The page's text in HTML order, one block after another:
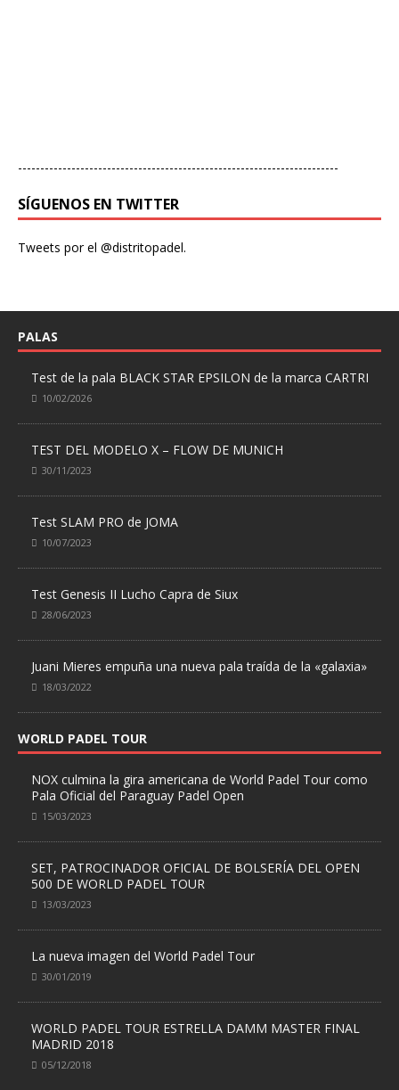
------------------------------------------------------------------------
SÍGUENOS EN TWITTER
Tweets por el @distritopadel.
PALAS
Test de la pala BLACK STAR EPSILON de la marca CARTRI
10/02/2026
TEST DEL MODELO X – FLOW DE MUNICH
30/11/2023
Test SLAM PRO de JOMA
10/07/2023
Test Genesis II Lucho Capra de Siux
28/06/2023
Juani Mieres empuña una nueva pala traída de la «galaxia»
18/03/2022
WORLD PADEL TOUR
NOX culmina la gira americana de World Padel Tour como
Pala Oficial del Paraguay Padel Open
15/03/2023
SET, PATROCINADOR OFICIAL DE BOLSERÍA DEL OPEN
500 DE WORLD PADEL TOUR
13/03/2023
La nueva imagen del World Padel Tour
30/01/2019
WORLD PADEL TOUR ESTRELLA DAMM MASTER FINAL
MADRID 2018
05/12/2018